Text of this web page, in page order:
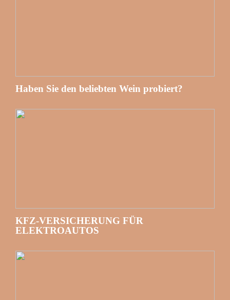
Haben Sie den beliebten Wein probiert?
KFZ-VERSICHERUNG FÜR
ELEKTROAUTOS